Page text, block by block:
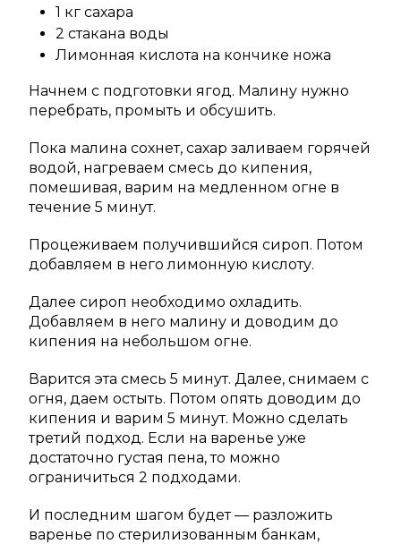
1 кг сахара
2 стакана воды
Лимонная кислота на кончике ножа
Начнем с подготовки ягод. Малину нужно
перебрать, промыть и обсушить.
Пока малина сохнет, сахар заливаем горячей
водой, нагреваем смесь до кипения,
помешивая, варим на медленном огне в
течение 5 минут.
Процеживаем получившийся сироп. Потом
добавляем в него лимонную кислоту.
Далее сироп необходимо охладить.
Добавляем в него малину и доводим до
кипения на небольшом огне.
Варится эта смесь 5 минут. Далее, снимаем с
огня, даем остыть. Потом опять доводим до
кипения и варим 5 минут. Можно сделать
третий подход. Если на варенье уже
достаточно густая пена, то можно
ограничиться 2 подходами.
И последним шагом будет — разложить
варенье по стерилизованным банкам,